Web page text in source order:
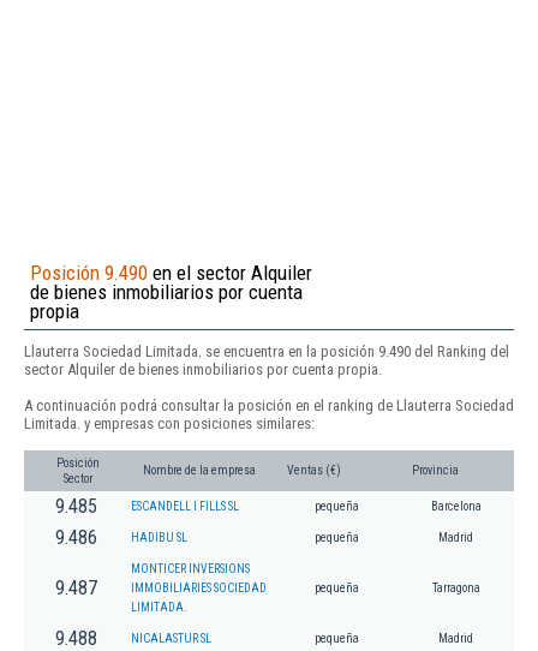
Posición 9.490 en el sector Alquiler
de bienes inmobiliarios por cuenta
propia
Llauterra Sociedad Limitada. se encuentra en la posición 9.490 del Ranking del
sector Alquiler de bienes inmobiliarios por cuenta propia.
A continuación podrá consultar la posición en el ranking de Llauterra Sociedad
Limitada. y empresas con posiciones similares:
Posición
Sector
Nombre de la empresa Ventas (€) Provincia
9.485 ESCANDELL I FILLS SL pequeña Barcelona
9.486 HADIBU SL pequeña Madrid
9.487
MONTICER INVERSIONS
IMMOBILIARIES SOCIEDAD
LIMITADA.
pequeña Tarragona
9.488 NICALASTUR SL pequeña Madrid